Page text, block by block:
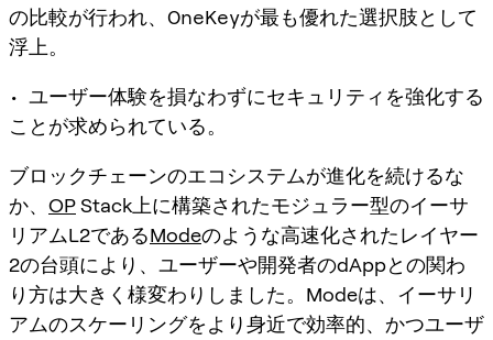
の比較が行われ、OneKeyが最も優れた選択肢として
浮上。
• ユーザー体験を損なわずにセキュリティを強化する
ことが求められている。
ブロックチェーンのエコシステムが進化を続けるな
か、 OPStack上に構築されたモジュラー型のイーサ
リアムL2であるModeのような高速化されたレイヤー
2の台頭により、ユーザーや開発者のdAppとの関わ
り方は大きく様変わりしました。Modeは、イーサリ
アムのスケーリングをより身近で効率的、かつユーザ